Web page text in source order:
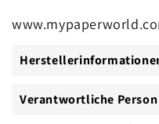
Verantwortliche Person